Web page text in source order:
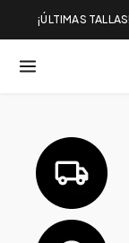
¡ÚLTIMAS